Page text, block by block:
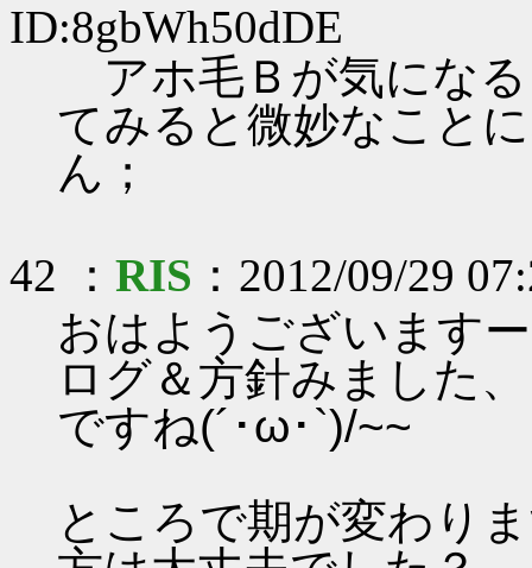
ID:8gbWh50dDE
アホ毛Ｂが気にな
てみると微妙なこと
ん；
42 ： RIS ：2012/09/29
おはようございます
ログ＆方針みました
ですね(´･ω･`)/~~
ところで期が変わり